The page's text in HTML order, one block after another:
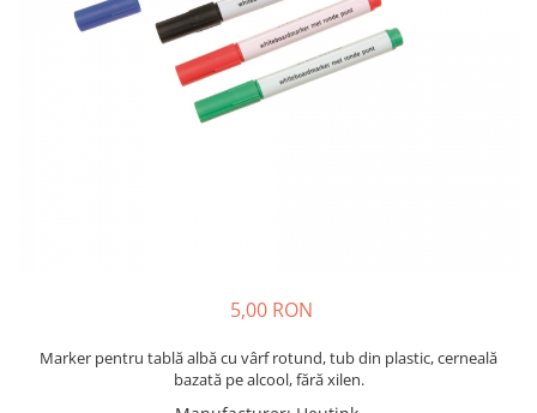
Vopsele
Biciclete si Triciclete
Amenajări camere senzoriale
Echipamente camere senzoriale
5,00 RON
Marker pentru tablă albă cu vârf rotund, tub din plastic, cerneală
bazată pe alcool, fără xilen.